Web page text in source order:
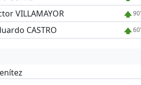
VILLAMAYOR
CASTRO